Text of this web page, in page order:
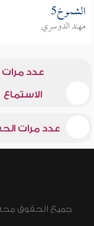
الشموخ5
مهند الدوسري
عدد مرات
الاستماع
عدد مرات
جميع الحقوق محفوظة © 2026 - 1998